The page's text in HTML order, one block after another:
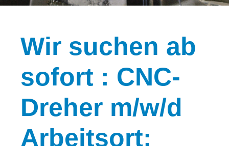
Wir suchen ab
sofort : CNC-
Dreher m/w/d
Arbeitsort: